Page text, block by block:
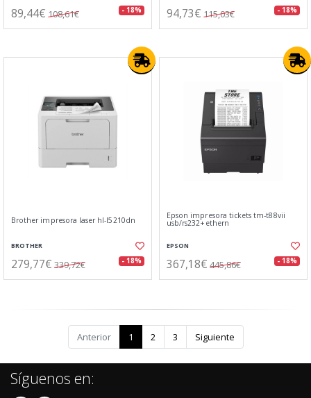
89,44€ 108,61€ - 18% 94,73€ 115,03€ - 18%
Brother impresora laser hl-l5210dn
BROTHER
279,77€ 339,72€ - 18%
Epson impresora tickets tm-t88vii
usb/rs232+ethern
EPSON
367,18€ 445,86€ - 18%
Anterior 1 2 3 Siguiente
Síguenos en: